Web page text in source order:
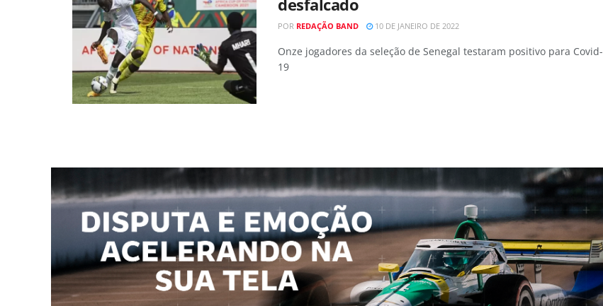
POR REDAÇÃO BAND 10 DE JANEIRO DE 2022
Onze jogadores da seleção de Senegal testaram positivo para Covid-
19